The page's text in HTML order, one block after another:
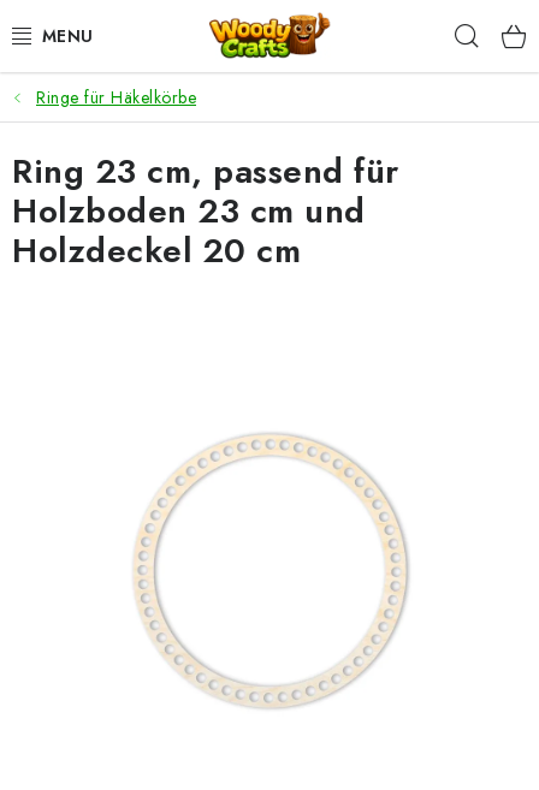
Inhalt
HÄKELN
FLECHTEN
BASTELSETS
Zahlung & Versand
Nachhaltigkeit
Rücksendungen und Reklamationen
AGB
Datenschutzerklärung
Ringe für Häkelkörbe
Ring 23 cm, passend für
Holzboden 23 cm und
Holzdeckel 20 cm